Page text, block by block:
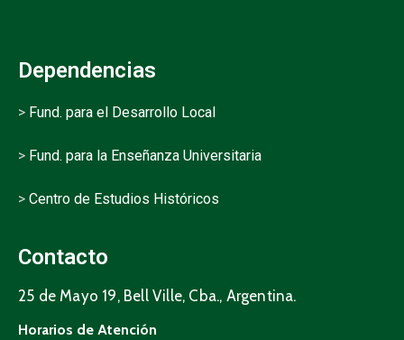
Dependencias
> Fund. para el Desarrollo Local
> Fund. para la Enseñanza Universitaria
> Centro de Estudios Históricos
Contacto
25 de Mayo 19, Bell Ville, Cba., Argentina.
Horarios de Atención